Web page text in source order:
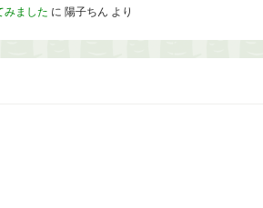
みました に 陽子ちん より